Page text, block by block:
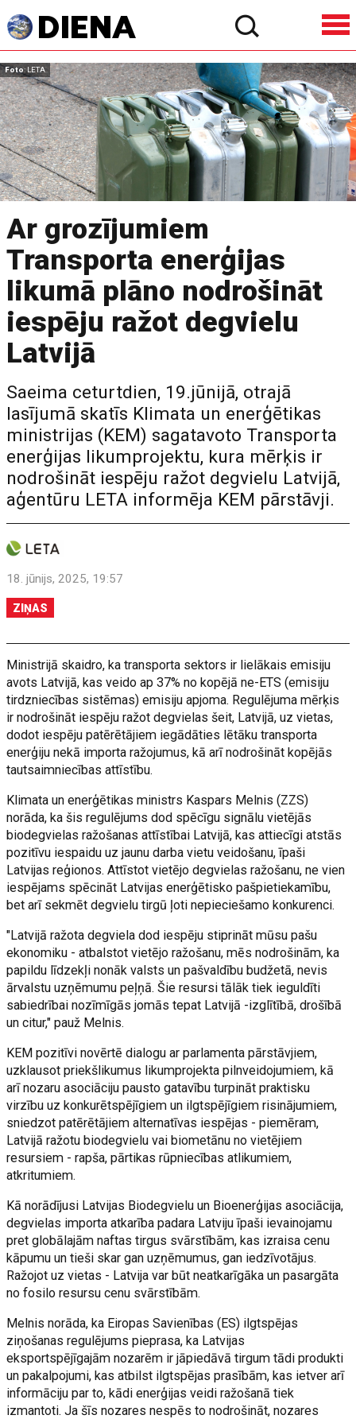
Foto: LETA
Ar grozījumiem
Transporta enerģijas
likumā plāno nodrošināt
iespēju ražot degvielu
Latvijā
Saeima ceturtdien, 19.jūnijā, otrajā
lasījumā skatīs Klimata un enerģētikas
ministrijas (KEM) sagatavoto Transporta
enerģijas likumprojektu, kura mērķis ir
nodrošināt iespēju ražot degvielu Latvijā,
aģentūru LETA informēja KEM pārstāvji.
18. jūnijs, 2025, 19:57
ZIŅAS
Ministrijā skaidro, ka transporta sektors ir lielākais emisiju
avots Latvijā, kas veido ap 37% no kopējā ne-ETS (emisiju
tirdzniecības sistēmas) emisiju apjoma. Regulējuma mērķis
ir nodrošināt iespēju ražot degvielas šeit, Latvijā, uz vietas,
dodot iespēju patērētājiem iegādāties lētāku transporta
enerģiju nekā importa ražojumus, kā arī nodrošināt kopējās
tautsaimniecības attīstību.
Klimata un enerģētikas ministrs Kaspars Melnis (ZZS)
norāda, ka šis regulējums dod spēcīgu signālu vietējās
biodegvielas ražošanas attīstībai Latvijā, kas attiecīgi atstās
pozitīvu iespaidu uz jaunu darba vietu veidošanu, īpaši
Latvijas reģionos. Attīstot vietējo degvielas ražošanu, ne vien
iespējams spēcināt Latvijas enerģētisko pašpietiekamību,
bet arī sekmēt degvielu tirgū ļoti nepieciešamo konkurenci.
"Latvijā ražota degviela dod iespēju stiprināt mūsu pašu
ekonomiku - atbalstot vietējo ražošanu, mēs nodrošinām, ka
papildu līdzekļi nonāk valsts un pašvaldību budžetā, nevis
ārvalstu uzņēmumu peļņā. Šie resursi tālāk tiek ieguldīti
sabiedrībai nozīmīgās jomās tepat Latvijā -izglītībā, drošībā
un citur," pauž Melnis.
KEM pozitīvi novērtē dialogu ar parlamenta pārstāvjiem,
uzklausot priekšlikumus likumprojekta pilnveidojumiem, kā
arī nozaru asociāciju pausto gatavību turpināt praktisku
virzību uz konkurētspējīgiem un ilgtspējīgiem risinājumiem,
sniedzot patērētājiem alternatīvas iespējas - piemēram,
Latvijā ražotu biodegvielu vai biometānu no vietējiem
resursiem - rapša, pārtikas rūpniecības atlikumiem,
atkritumiem.
Kā norādījusi Latvijas Biodegvielu un Bioenerģijas asociācija,
degvielas importa atkarība padara Latviju īpaši ievainojamu
pret globālajām naftas tirgus svārstībām, kas izraisa cenu
kāpumu un tieši skar gan uzņēmumus, gan iedzīvotājus.
Ražojot uz vietas - Latvija var būt neatkarīgāka un pasargāta
no fosilo resursu cenu svārstībām.
Melnis norāda, ka Eiropas Savienības (ES) ilgtspējas
ziņošanas regulējums pieprasa, ka Latvijas
eksportspējīgajām nozarēm ir jāpiedāvā tirgum tādi produkti
un pakalpojumi, kas atbilst ilgtspējas prasībām, kas ietver arī
informāciju par to, kādi enerģijas veidi ražošanā tiek
izmantoti. Ja šīs nozares nespēs to nodrošināt, nozares